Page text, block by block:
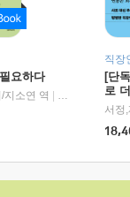
요하다
지소연 역
알에이치코리
직장
[단
로